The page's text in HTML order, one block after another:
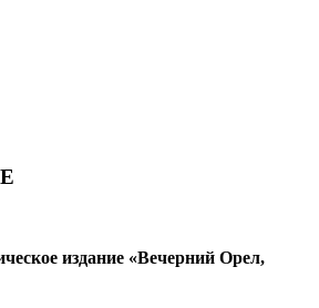
издание «Вечерний Орел,